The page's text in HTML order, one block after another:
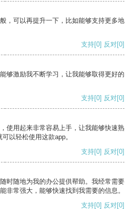
，可以再提升一下，比如能够支持更多地
支持[0] 反对[0]
够激励我不断学习，让我能够取得更好的
支持[0] 反对[0]
使用起来非常容易上手，让我能够快速熟
以轻松使用这款app。
支持[0] 反对[0]
时随地为我的办公提供帮助。我经常需要
非常强大，能够快速找到我需要的信息。
支持[0] 反对[0]